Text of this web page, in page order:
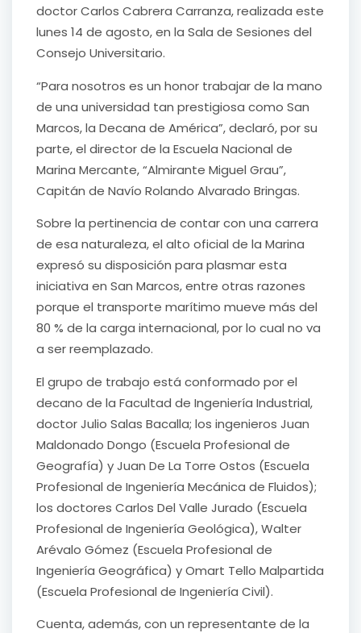
doctor Carlos Cabrera Carranza, realizada este
lunes 14 de agosto, en la Sala de Sesiones del
Consejo Universitario.
“Para nosotros es un honor trabajar de la mano
de una universidad tan prestigiosa como San
Marcos, la Decana de América”, declaró, por su
parte, el director de la Escuela Nacional de
Marina Mercante, “Almirante Miguel Grau”,
Capitán de Navío Rolando Alvarado Bringas.
Sobre la pertinencia de contar con una carrera
de esa naturaleza, el alto oficial de la Marina
expresó su disposición para plasmar esta
iniciativa en San Marcos, entre otras razones
porque el transporte marítimo mueve más del
80 % de la carga internacional, por lo cual no va
a ser reemplazado.
El grupo de trabajo está conformado por el
decano de la Facultad de Ingeniería Industrial,
doctor Julio Salas Bacalla; los ingenieros Juan
Maldonado Dongo (Escuela Profesional de
Geografía) y Juan De La Torre Ostos (Escuela
Profesional de Ingeniería Mecánica de Fluidos);
los doctores Carlos Del Valle Jurado (Escuela
Profesional de Ingeniería Geológica), Walter
Arévalo Gómez (Escuela Profesional de
Ingeniería Geográfica) y Omart Tello Malpartida
(Escuela Profesional de Ingeniería Civil).
Cuenta, además, con un representante de la